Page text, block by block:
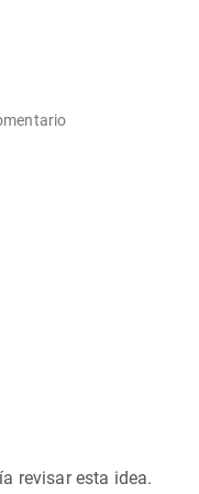
revisar esta idea.